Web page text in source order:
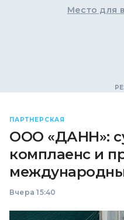
Место для
ПАРТНЕРСКАЯ
ООО «ДАНН»:
комплаенс и
Вчера 15:40